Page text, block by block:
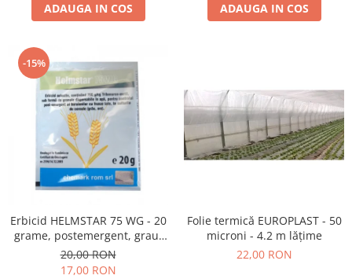
ADAUGA IN COS ADAUGA IN COS
-15%
Erbicid HELMSTAR 75 WG - 20
grame, postemergent, grau,
orz
20,00 RON
17,00 RON
Folie termică EUROPLAST - 50
microni - 4.2 m lățime
22,00 RON